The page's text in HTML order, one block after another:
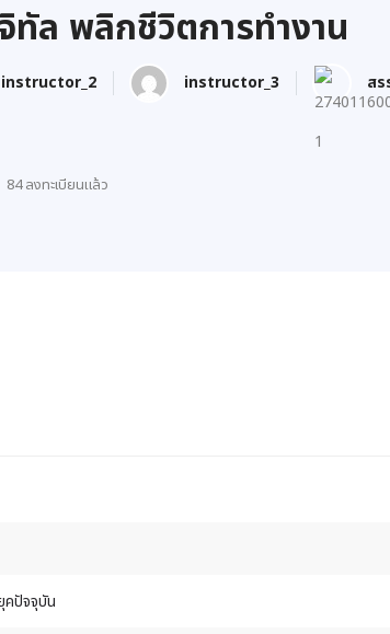
ล พลิกชีวิตการทำงาน
instructor_2 instructor_3 ส
84 ลงทะเบียนแล้ว
คปัจจุบัน